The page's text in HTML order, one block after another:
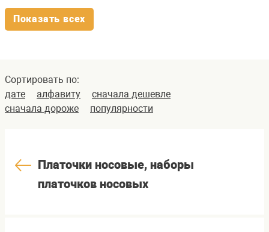
Показать всех
Сортировать по:
дате
алфавиту
сначала дешевле
сначала дороже
популярности
Платочки носовые, наборы
платочков носовых